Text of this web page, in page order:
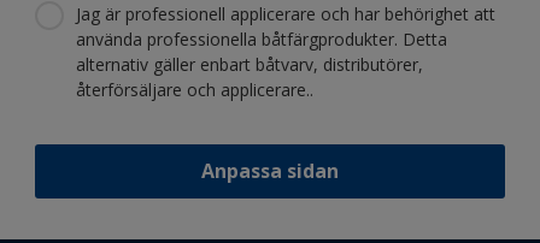
Jag är professionell applicerare och har behörighet att
använda professionella båtfärgprodukter. Detta
alternativ gäller enbart båtvarv, distributörer,
återförsäljare och applicerare..
Anpassa sidan
Följ International: